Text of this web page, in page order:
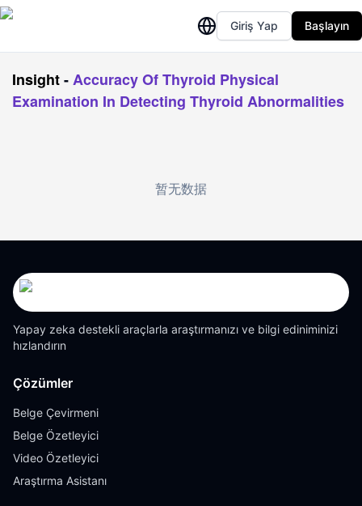
Giriş Yap Başlayın
Insight-Accuracy Of Thyroid Physical
Examination In Detecting Thyroid Abnormalities
暂无数据
Yapay zeka destekli araçlarla araştırmanızı ve bilgi ediniminizi
hızlandırın
Çözümler
Belge Çevirmeni
Belge Özetleyici
Video Özetleyici
Araştırma Asistanı